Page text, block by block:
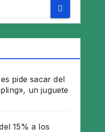
pide sacar del
un juguete
15% a los